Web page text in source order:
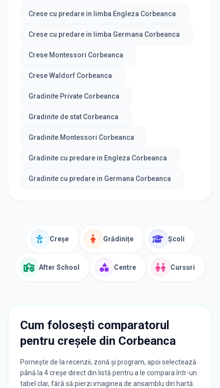
Crese cu predare in limba Engleza Corbeanca
Crese cu predare in limba Germana Corbeanca
Crese Montessori Corbeanca
Crese Waldorf Corbeanca
Gradinite Private Corbeanca
Gradinite de stat Corbeanca
Gradinite Montessori Corbeanca
Gradinite cu predare in Engleza Corbeanca
Gradinite cu predare in Germana Corbeanca
Creșe Grădinițe Școli
After School Centre Cursuri
Cum folosești comparatorul
pentru creșele din Corbeanca
Pornește de la recenzii, zonă și program, apoi selectează
până la 4 creșe direct din listă pentru a le compara într-un
tabel clar, fără să pierzi imaginea de ansamblu din hartă.